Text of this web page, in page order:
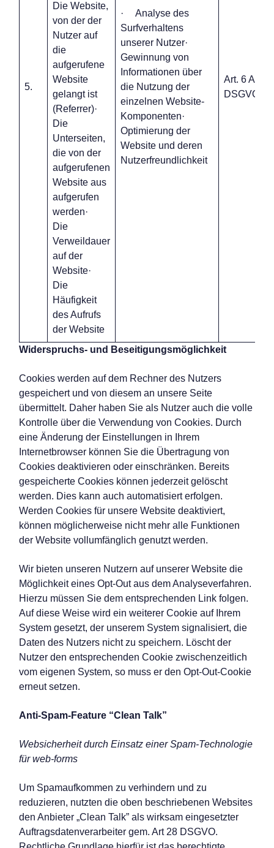
5.
Die Website,
von der der
Nutzer auf
die
aufgerufene
Website
gelangt ist
(Referrer)·
Die
Unterseiten,
die von der
aufgerufenen
Website aus
aufgerufen
werden·
Die
Verweildauer
auf der
Website·
Die
Häufigkeit
des Aufrufs
der Website
· Analyse des
Surfverhaltens
unserer Nutzer·
Gewinnung von
Informationen über
die Nutzung der
einzelnen Website-
Komponenten·
Optimierung der
Website und deren
Nutzerfreundlichkeit
Art. 6 Abs.
DSGVO
Widerspruchs- und Beseitigungsmöglichkeit
Cookies werden auf dem Rechner des Nutzers
gespeichert und von diesem an unsere Seite
übermittelt. Daher haben Sie als Nutzer auch die volle
Kontrolle über die Verwendung von Cookies. Durch
eine Änderung der Einstellungen in Ihrem
Internetbrowser können Sie die Übertragung von
Cookies deaktivieren oder einschränken. Bereits
gespeicherte Cookies können jederzeit gelöscht
werden. Dies kann auch automatisiert erfolgen.
Werden Cookies für unsere Website deaktiviert,
können möglicherweise nicht mehr alle Funktionen
der Website vollumfänglich genutzt werden.
Wir bieten unseren Nutzern auf unserer Website die
Möglichkeit eines Opt-Out aus dem Analyseverfahren.
Hierzu müssen Sie dem entsprechenden Link folgen.
Auf diese Weise wird ein weiterer Cookie auf Ihrem
System gesetzt, der unserem System signalisiert, die
Daten des Nutzers nicht zu speichern. Löscht der
Nutzer den entsprechenden Cookie zwischenzeitlich
vom eigenen System, so muss er den Opt-Out-Cookie
erneut setzen.
Anti-Spam-Feature “Clean Talk”
Websicherheit durch Einsatz einer Spam-Technologie
für web-forms
Um Spamaufkommen zu verhindern und zu
reduzieren, nutzten die oben beschriebenen Websites
den Anbieter „Clean Talk” als wirksam eingesetzter
Auftragsdatenverarbeiter gem. Art 28 DSGVO.